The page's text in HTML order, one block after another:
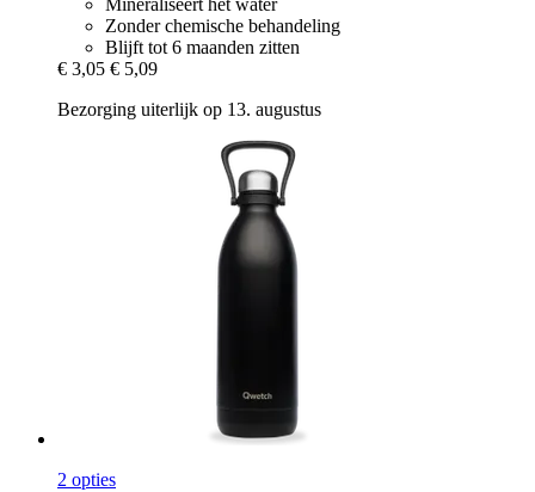
Mineraliseert het water
Zonder chemische behandeling
Blijft tot 6 maanden zitten
€ 3,05 € 5,09
Bezorging uiterlijk op 13. augustus
2 opties